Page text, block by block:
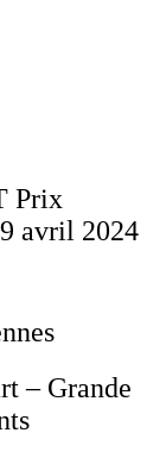
Prix
avril 2024
– Grande